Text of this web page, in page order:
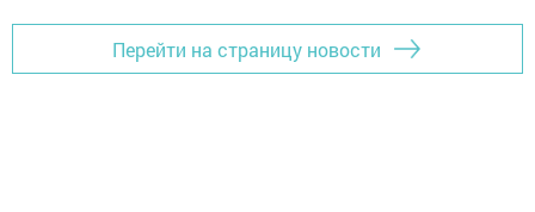
Перейти на страницу новости